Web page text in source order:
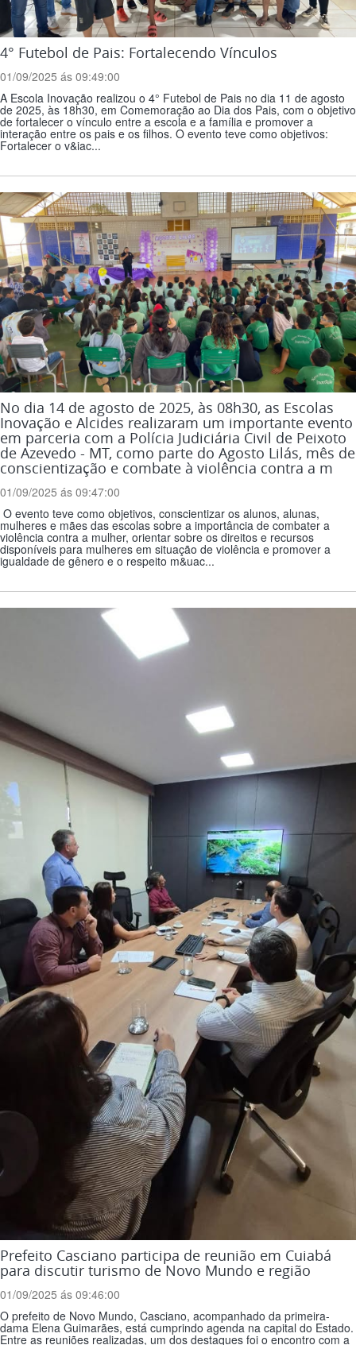
4° Futebol de Pais: Fortalecendo Vínculos
01/09/2025 ás 09:49:00
A Escola Inovação realizou o 4° Futebol de Pais no dia 11 de agosto
de 2025, às 18h30, em Comemoração ao Dia dos Pais, com o objetivo
de fortalecer o vínculo entre a escola e a família e promover a
interação entre os pais e os filhos. O evento teve como objetivos:
Fortalecer o v&iac...
No dia 14 de agosto de 2025, às 08h30, as Escolas
Inovação e Alcides realizaram um importante evento
em parceria com a Polícia Judiciária Civil de Peixoto
de Azevedo - MT, como parte do Agosto Lilás, mês de
conscientização e combate à violência contra a m
01/09/2025 ás 09:47:00
O evento teve como objetivos, conscientizar os alunos, alunas,
mulheres e mães das escolas sobre a importância de combater a
violência contra a mulher, orientar sobre os direitos e recursos
disponíveis para mulheres em situação de violência e promover a
igualdade de gênero e o respeito m&uac...
Prefeito Casciano participa de reunião em Cuiabá
para discutir turismo de Novo Mundo e região
01/09/2025 ás 09:46:00
O prefeito de Novo Mundo, Casciano, acompanhado da primeira-
dama Elena Guimarães, está cumprindo agenda na capital do Estado.
Entre as reuniões realizadas, um dos destaques foi o encontro com a